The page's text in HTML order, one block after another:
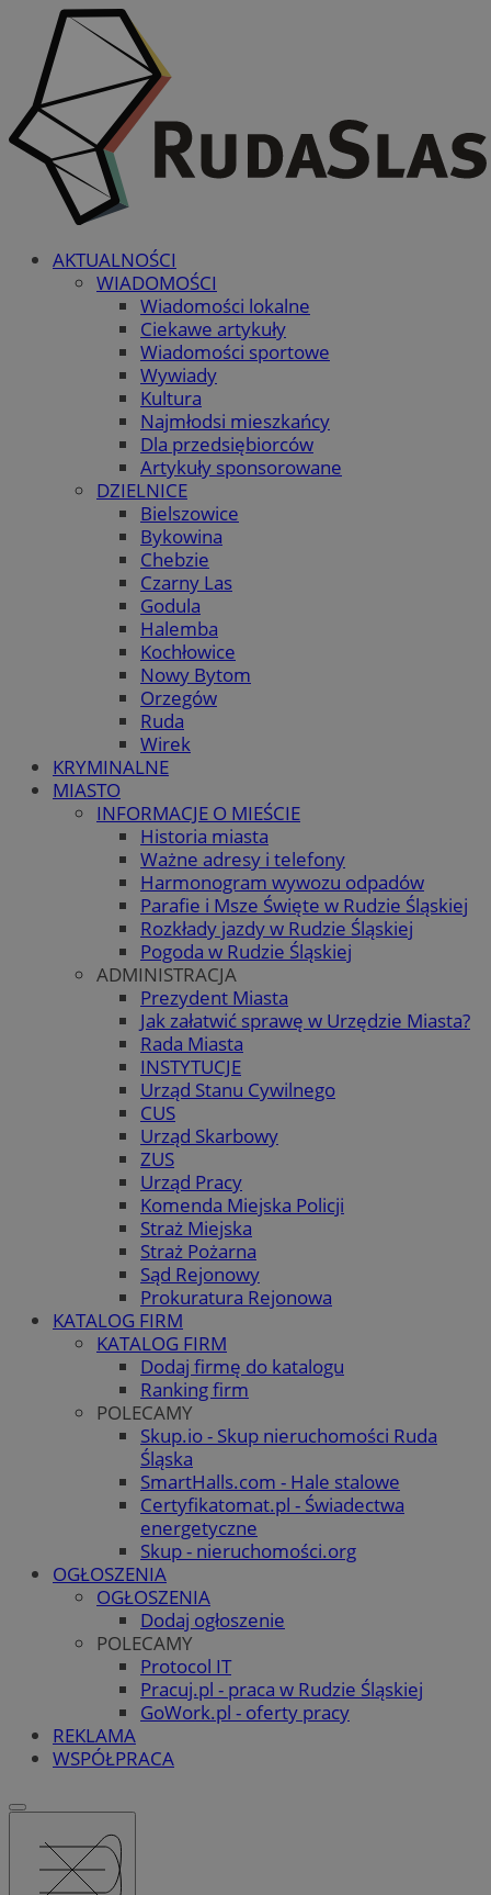
AKTUALNOŚCI
WIADOMOŚCI
Wiadomości lokalne
Ciekawe artykuły
Wiadomości sportowe
Wywiady
Kultura
Najmłodsi mieszkańcy
Dla przedsiębiorców
Artykuły sponsorowane
DZIELNICE
Bielszowice
Bykowina
Chebzie
Czarny Las
Godula
Halemba
Kochłowice
Nowy Bytom
Orzegów
Ruda
Wirek
KRYMINALNE
MIASTO
INFORMACJE O MIEŚCIE
Historia miasta
Ważne adresy i telefony
Harmonogram wywozu odpadów
Parafie i Msze Święte w Rudzie Śląskiej
Rozkłady jazdy w Rudzie Śląskiej
Pogoda w Rudzie Śląskiej
ADMINISTRACJA
Prezydent Miasta
Jak załatwić sprawę w Urzędzie Miasta?
Rada Miasta
INSTYTUCJE
Urząd Stanu Cywilnego
CUS
Urząd Skarbowy
ZUS
Urząd Pracy
Komenda Miejska Policji
Straż Miejska
Straż Pożarna
Sąd Rejonowy
Prokuratura Rejonowa
KATALOG FIRM
KATALOG FIRM
Dodaj firmę do katalogu
Ranking firm
POLECAMY
Skup.io - Skup nieruchomości Ruda
Śląska
SmartHalls.com - Hale stalowe
Certyfikatomat.pl - Świadectwa
energetyczne
Skup - nieruchomości.org
OGŁOSZENIA
OGŁOSZENIA
Dodaj ogłoszenie
POLECAMY
Protocol IT
Pracuj.pl - praca w Rudzie Śląskiej
GoWork.pl - oferty pracy
REKLAMA
WSPÓŁPRACA